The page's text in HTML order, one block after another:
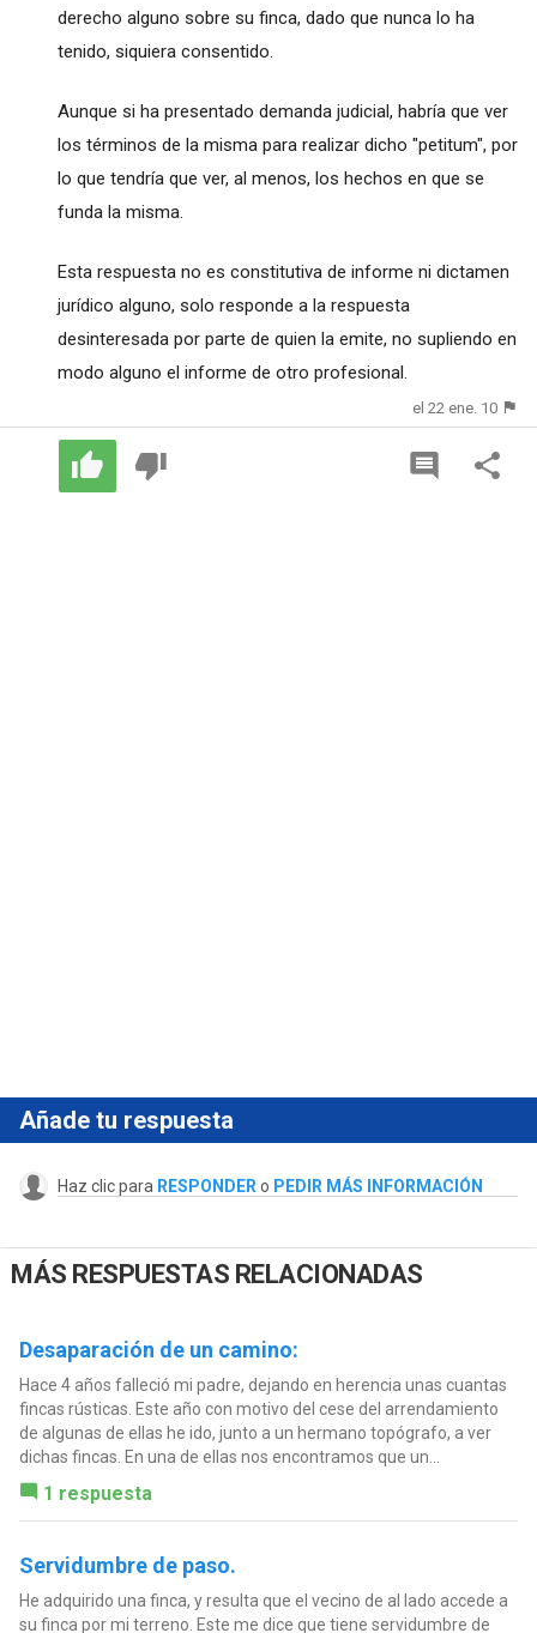
derecho alguno sobre su finca, dado que nunca lo ha
tenido, siquiera consentido.
Aunque si ha presentado demanda judicial, habría que ver
los términos de la misma para realizar dicho "petitum", por
lo que tendría que ver, al menos, los hechos en que se
funda la misma.
Esta respuesta no es constitutiva de informe ni dictamen
jurídico alguno, solo responde a la respuesta
desinteresada por parte de quien la emite, no supliendo en
modo alguno el informe de otro profesional.
el 22 ene. 10
Añade tu respuesta
Haz clic para RESPONDER o PEDIR MÁS INFORMACIÓN
MÁS RESPUESTAS RELACIONADAS
Desaparación de un camino:
Hace 4 años falleció mi padre, dejando en herencia unas cuantas
fincas rústicas. Este año con motivo del cese del arrendamiento
de algunas de ellas he ido, junto a un hermano topógrafo, a ver
dichas fincas. En una de ellas nos encontramos que un...
1 respuesta
Servidumbre de paso.
He adquirido una finca, y resulta que el vecino de al lado accede a
su finca por mi terreno. Este me dice que tiene servidumbre de